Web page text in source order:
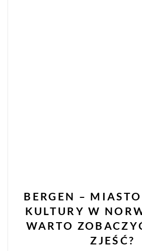
BERGEN –
KULTURY W
WARTO
ZJEŚĆ?